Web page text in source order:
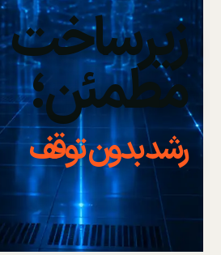
زیرساخت
مطمئن؛
رشد بدون توقف